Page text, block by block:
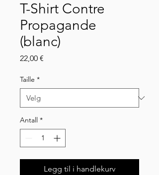
T-Shirt Contre
Propagande
(blanc)
22,00 €
Taille *
Antall *
Legg til i handlekurv